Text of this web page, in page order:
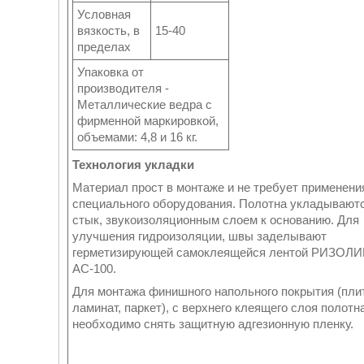
Условная
вязкость, в
пределах
15-40
Упаковка от
производителя -
Металлические ведра с
фирменной маркировкой,
объемами: 4,8 и 16 кг.
Технология укладки
Материал прост в монтаже и не требует
специального оборудования. Полотна
стык, звукоизоляционным слоем к основанию. Для
улучшения гидроизоляции, швы заделывают
герметизирующей самоклеящейся лентой
АС-100.
Для монтажа финишного напольного покрытия
ламинат, паркет), с верхнего клеящего слоя
необходимо снять защитную адгезионную пленку.